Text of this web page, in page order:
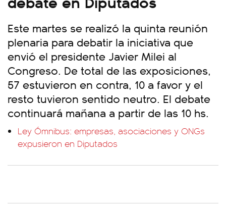
Este martes se realizó la quinta reunión
plenaria para debatir la iniciativa que
envió el presidente Javier Milei al
Congreso. De total de las exposiciones,
57 estuvieron en contra, 10 a favor y el
resto tuvieron sentido neutro. El debate
continuará mañana a partir de las 10 hs.
Ley Ómnibus: empresas, asociaciones y ONGs
expusieron en Diputados